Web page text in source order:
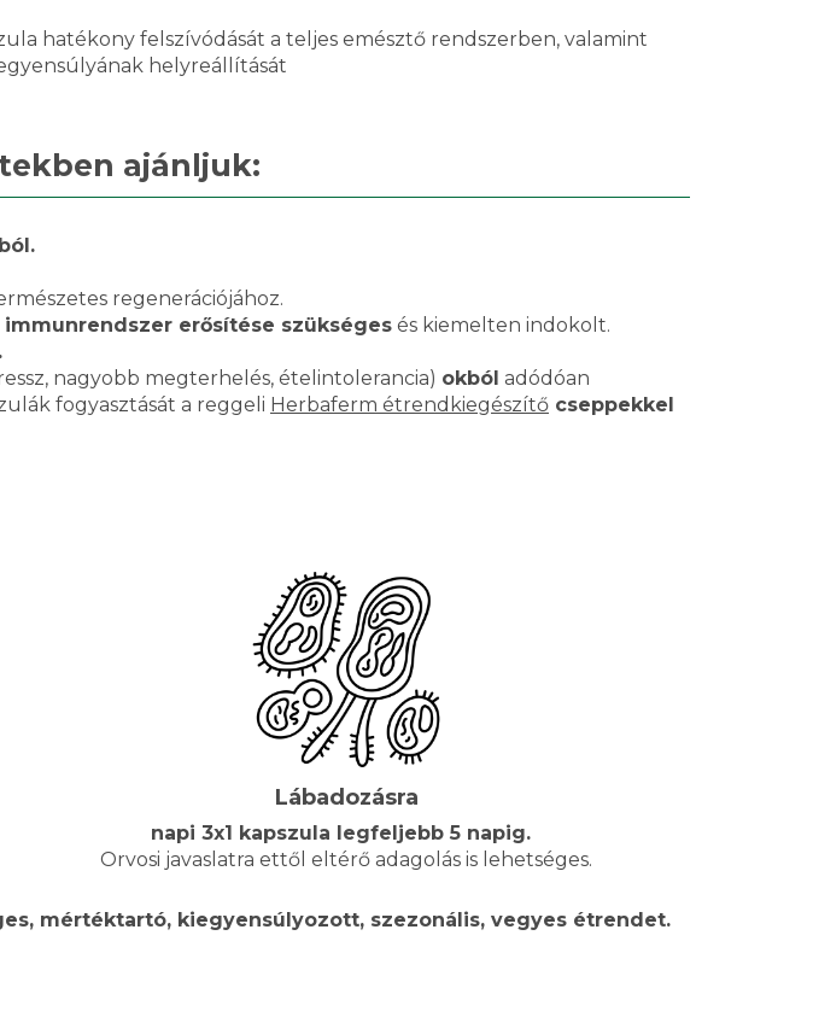
hatékony felszívódását a teljes emésztő rendszerben, valamint
helyreállítását
ajánljuk:
regenerációjához.
immunrendszer erősítése szükséges és kiemelten indokolt.
nagyobb megterhelés, ételintolerancia) okból adódóan
fogyasztását a reggeli Herbaferm étrendkiegészítő cseppekkel
Lábadozásra
napi 3x1 kapszula legfeljebb 5 napig.
Orvosi javaslatra ettől eltérő adagolás is lehetséges.
mértéktartó, kiegyensúlyozott, szezonális, vegyes étrendet.